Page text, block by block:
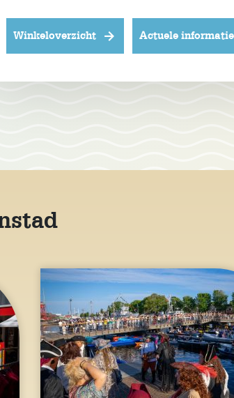
Winkeloverzicht Actuele informatie